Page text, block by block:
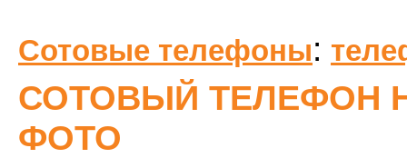
Сотовые телефоны:
СОТОВЫЙ ТЕЛЕФОН
ФОТО